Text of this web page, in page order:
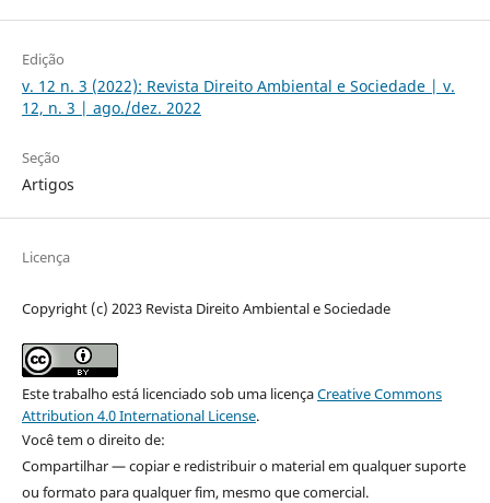
Edição
v. 12 n. 3 (2022): Revista Direito Ambiental e Sociedade | v.
12, n. 3 | ago./dez. 2022
Seção
Artigos
Licença
Copyright (c) 2023 Revista Direito Ambiental e Sociedade
Este trabalho está licenciado sob uma licençaCreative Commons
Attribution 4.0 International License.
Você tem o direito de:
Compartilhar — copiar e redistribuir o material em qualquer suporte
ou formato para qualquer fim, mesmo que comercial.